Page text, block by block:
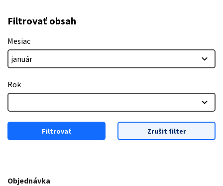
Filtrovať obsah
Mesiac
Rok
Filtrovať Zrušit filter
Objednávka